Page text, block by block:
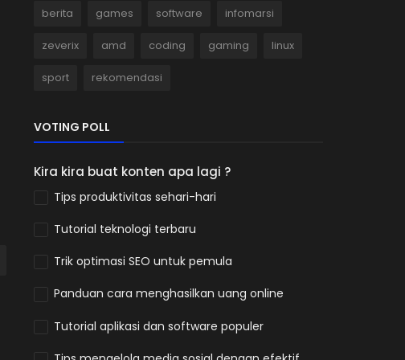
berita games software infomarsi
zeverix amd coding gaming linux
sport rekomendasi
VOTING POLL
Kira kira buat konten apa lagi ?
Tips produktivitas sehari-hari
Tutorial teknologi terbaru
Trik optimasi SEO untuk pemula
Panduan cara menghasilkan uang online
Tutorial aplikasi dan software populer